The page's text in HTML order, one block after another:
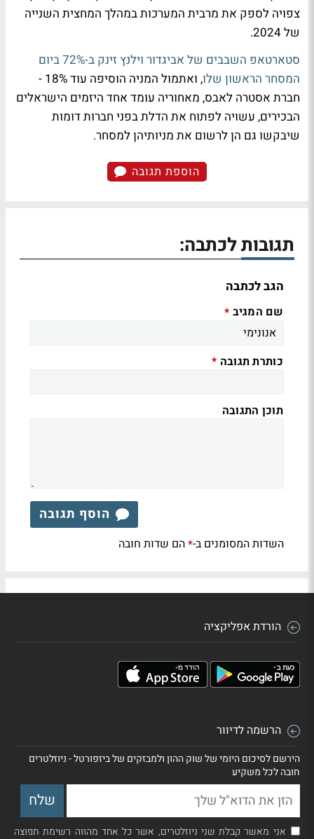
צפויה לספק את מרבית המערכות במהלך המחצית השנייה
של 2024.
סטארטאפ השבבים של אביגדור וילנץ זינק ב-72% ביום
המסחר הראשון שלו
, ואתמול המניה הוסיפה עוד 18% -
חברת אסטרה לאבס, מאחוריה עומד אחד היזמים הישראלים
הבכירים, עשויה לפתוח את הדלת בפני חברות דומות
שיבקשו גם הן לרשום את מניותיהן למסחר.
הוספת תגובה
תגובות לכתבה:
הגב לכתבה
שם המגיב *
כותרת תגובה *
תוכן התגובה
הוסף תגובה
השדות המסומנים ב-*הם שדות חובה
הורדת אפליקציה
הרשמה לדיוור
הירשם לסיכום היומי של שוק ההון ולמבזקים של ביזפורטל - ניוזלטרים
חובה לכל משקיע
אני מאשר קבלת שני ניוזלטרים, אשר כל אחד מהווה רשימת תפוצה